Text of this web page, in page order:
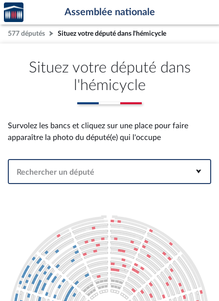
Aller au contenu
Aller en bas de la page
Accèder
à la
page
d'accueil
Assemblée nationale
577 députés Situez votre député dans l'hémicycle
Situez votre député dans
l'hémicycle
Survolez les bancs et cliquez sur une place pour faire
apparaître la photo du député(e) qui l'occupe
Rechercher un député